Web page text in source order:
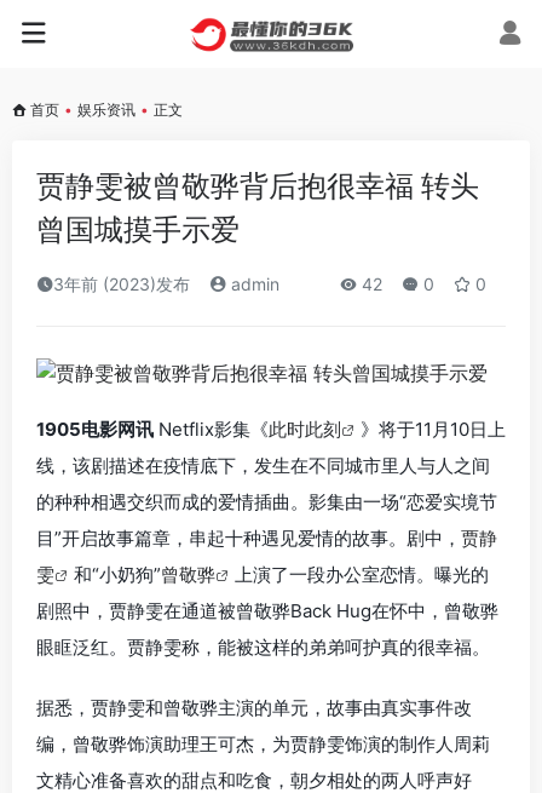
首页 • 娱乐资讯 • 正文
贾静雯被曾敬骅背后抱很幸福 转头
曾国城摸手示爱
3年前 (2023)发布 admin 42 0 0
1905电影网讯 Netflix影集《此时此刻
》将于11月10日上
线，该剧描述在疫情底下，发生在不同城市里人与人之间
的种种相遇交织而成的爱情插曲。影集由一场“恋爱实境节
目”开启故事篇章，串起十种遇见爱情的故事。剧中， 贾静
雯
和“小奶狗”曾敬骅
上演了一段办公室恋情。曝光的
剧照中，贾静雯在通道被曾敬骅Back Hug在怀中，曾敬骅
眼眶泛红。贾静雯称，能被这样的弟弟呵护真的很幸福。
据悉，贾静雯和曾敬骅主演的单元，故事由真实事件改
编，曾敬骅饰演助理王可杰，为贾静雯饰演的制作人周莉
文精心准备喜欢的甜点和吃食，朝夕相处的两人呼声好